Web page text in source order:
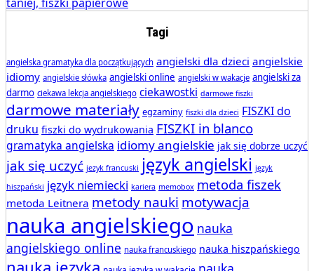
Tagi
angielska gramatyka dla początkujących angielski dla dzieci angielskie
idiomy angielskie słówka angielski online angielski w wakacje angielski za
darmo ciekawa lekcja angielskiego ciekawostki darmowe fiszki
darmowe materiały egzaminy fiszki dla dzieci FISZKI do
druku fiszki do wydrukowania FISZKI in blanco
gramatyka angielska idiomy angielskie jak się dobrze uczyć
jak się uczyć jezyk francuski język angielski język
hiszpański język niemiecki kariera memobox metoda fiszek
metoda Leitnera metody nauki motywacja
nauka angielskiego nauka
angielskiego online nauka francuskiego nauka hiszpańskiego
nauka języka